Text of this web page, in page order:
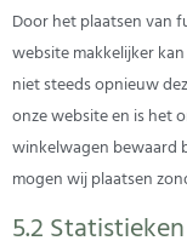
Door het plaatsen van
website makkelijker
niet steeds opnieuw
onze website en is het
winkelwagen bewaard
mogen wij plaatsen
5.2